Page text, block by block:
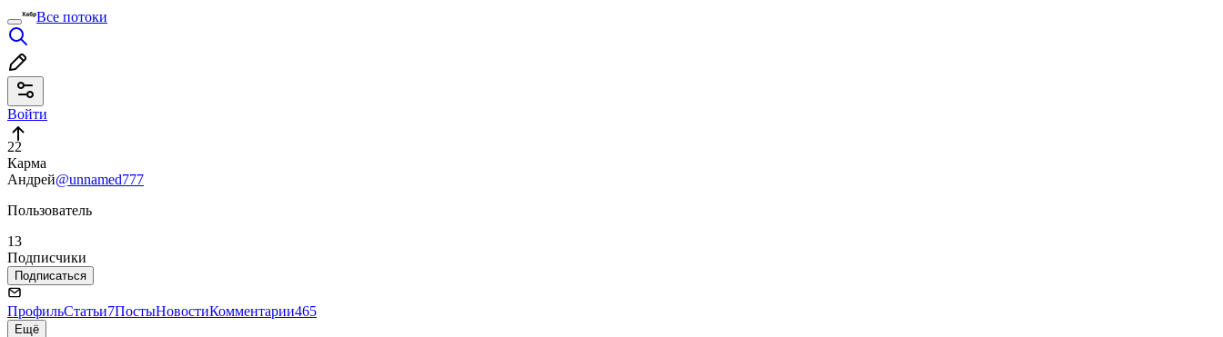
Все потоки
Войти
22
Карма
Андрей@unnamed777
Пользователь
13
Подписчики
Подписаться
ПрофильСтатьи7ПостыНовостиКомментарии465
Ещё